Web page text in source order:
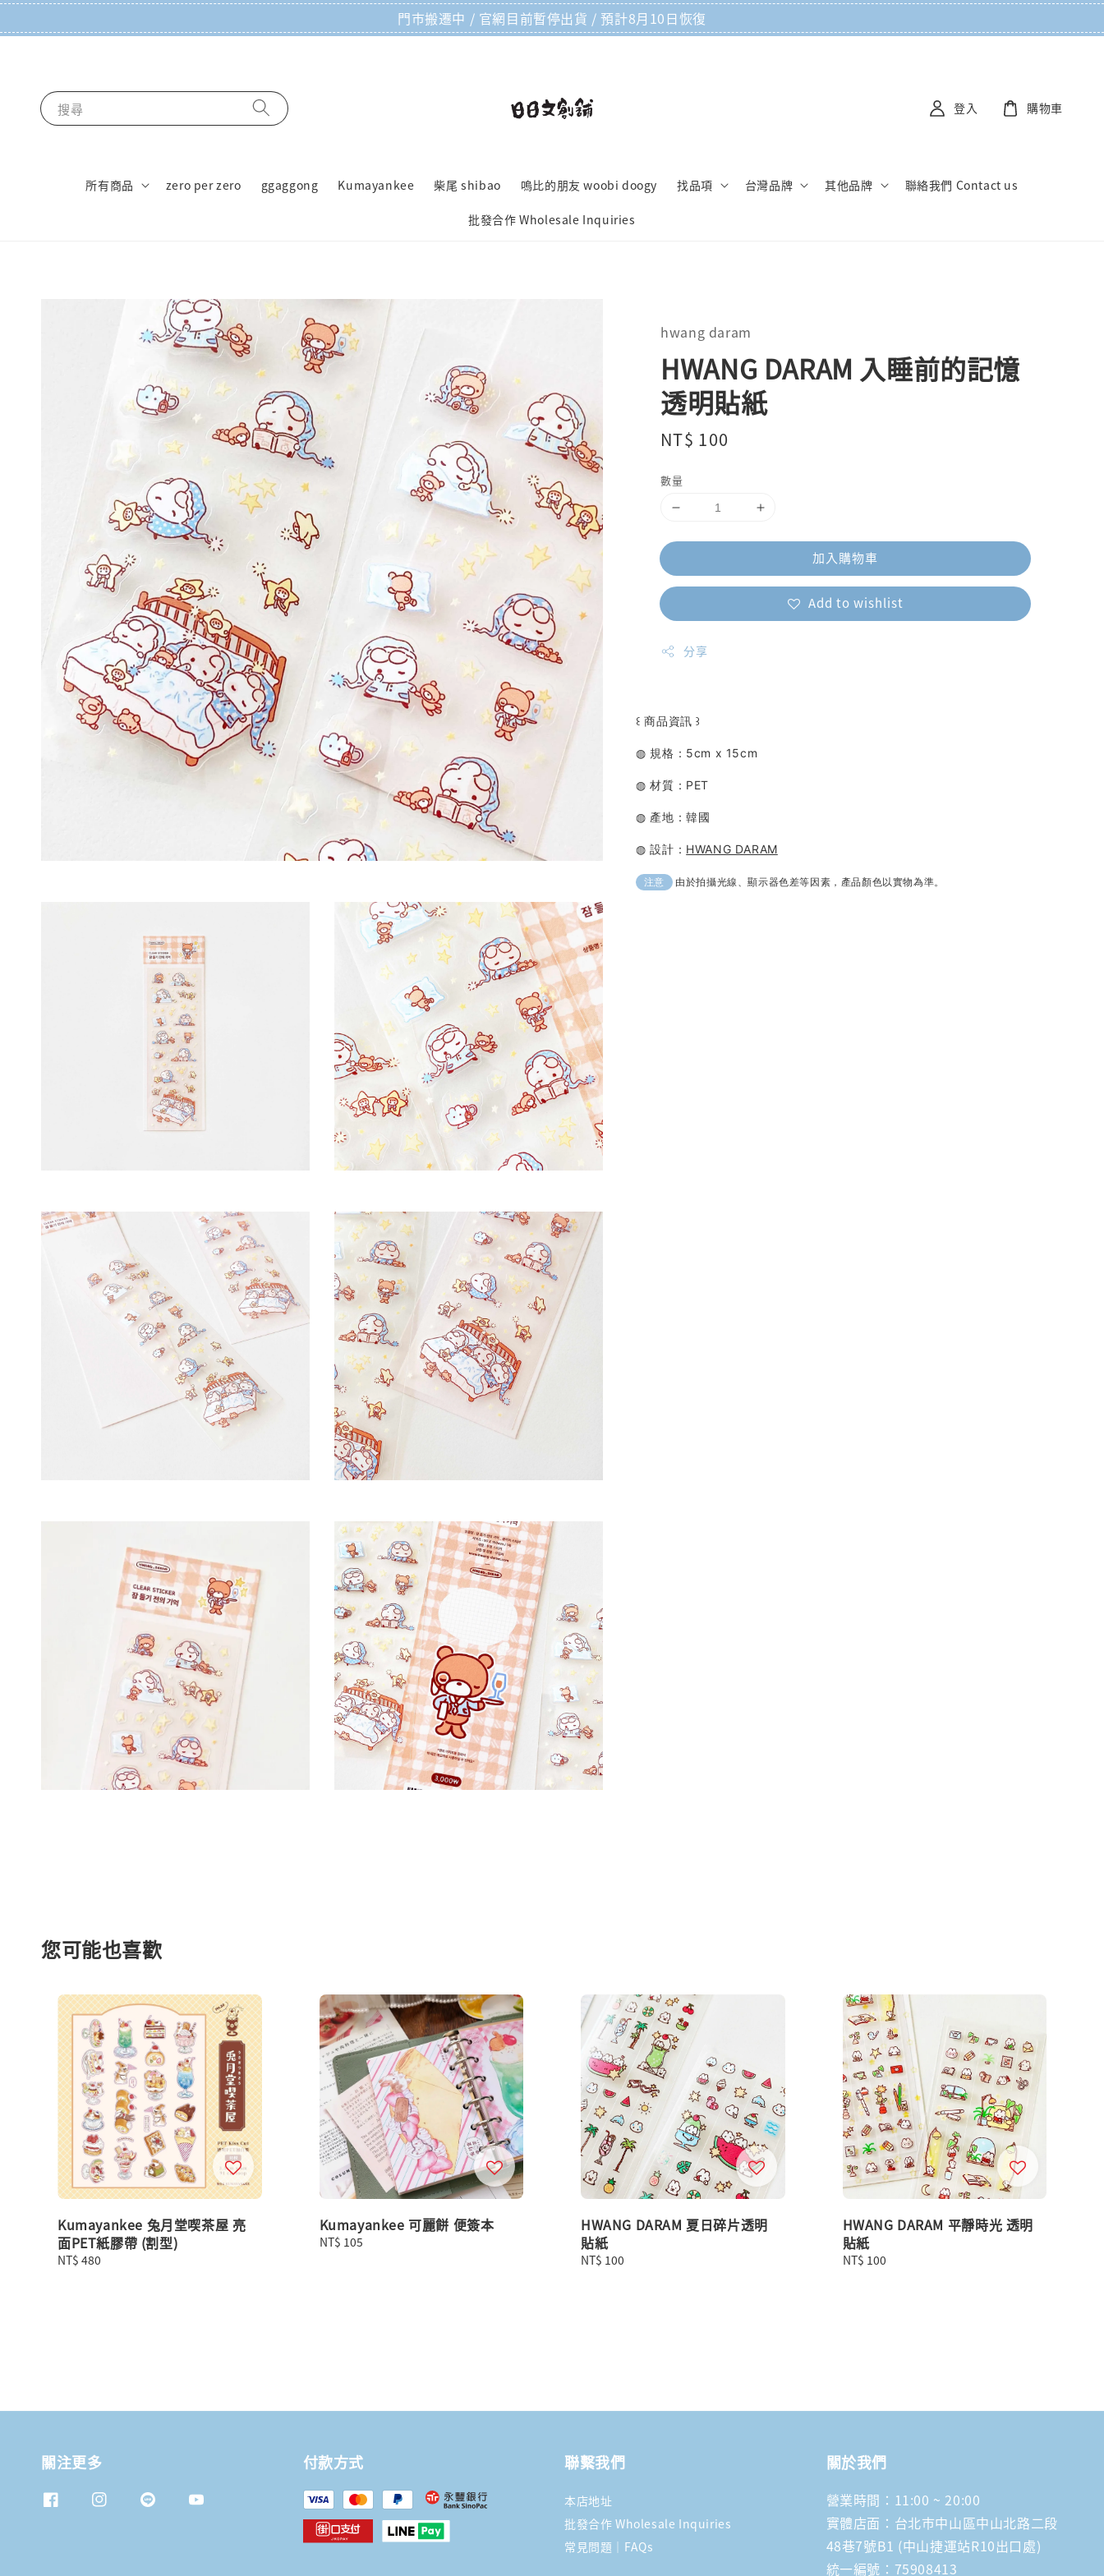
門市搬遷中 / 官網目前暫停出貨 / 預計8月10日恢復
搜尋
所有商品 zero per zero ggaggong Kumayankee 柴尾 shibao 嗚比的朋友 woobi doogy 找品項 台灣品牌 其他品牌 聯絡我們 Contact us
批發合作 Wholesale Inquiries
登入 購物車
hwang daram
HWANG DARAM 入睡前的記憶
透明貼紙
Regular
NT$ 100
數量
加入購物車
Add to wishlist
分享
꒰ 商品資訊 ꒱
◍ 規格：5cm x 15cm
◍ 材質：PET
◍ 產地：韓國
◍ 設計： HWANG DARAM
注意 由於拍攝光線、顯示器色差等因素，產品顏色以實物為準。
您可能也喜歡
Kumayankee 兔月堂喫茶屋 亮
面PET紙膠帶 (割型)
Regular
NT$ 480
Kumayankee 可麗餅 便簽本
Regular
NT$ 105
HWANG DARAM 夏日碎片透明
貼紙
Regular
NT$ 100
HWANG DARAM 平靜時光 透明
貼紙
Regular
NT$ 100
關注更多 付款方式 聯繫我們
本店地址
批發合作 Wholesale Inquiries
常見問題｜FAQs
關於我們
營業時間：11:00 ~ 20:00
實體店面：台北市中山區中山北路二段
48巷7號B1 (中山捷運站R10出口處)
統一編號：75908413